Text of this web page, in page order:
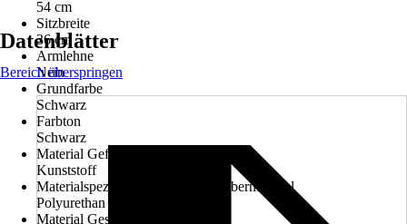
54 cm
Sitzbreite
36 cm
Armlehne
Nein
Grundfarbe
Schwarz
Farbton
Schwarz
Material Geflecht/Obermaterial
Kunststoff
Materialspezifizierung Geflecht/Obermaterial
Polyurethan
Material Gestell/Unterbau
Datenblätter
Bereich überspringen